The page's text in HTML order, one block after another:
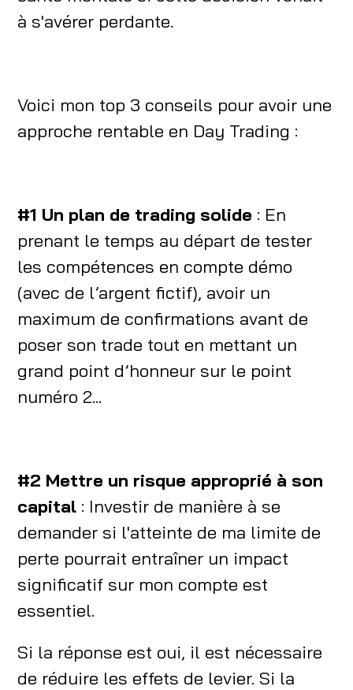
à s'avérer perdante.
Voici mon top 3 conseils pour avoir une
approche rentable en Day Trading :
#1 Un plan de trading solide : En
prenant le temps au départ de tester
les compétences en compte démo
(avec de l’argent fictif), avoir un
maximum de confirmations avant de
poser son trade tout en mettant un
grand point d’honneur sur le point
numéro 2...
#2 Mettre un risque approprié à son
capital : Investir de manière à se
demander si l'atteinte de ma limite de
perte pourrait entraîner un impact
significatif sur mon compte est
essentiel.
Si la réponse est oui, il est nécessaire
de réduire les effets de levier. Si la